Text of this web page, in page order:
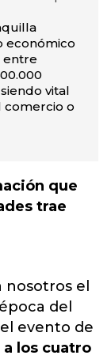
económico
entre
vital
comercio o
que
trae
el
del
evento de
a los cuatro